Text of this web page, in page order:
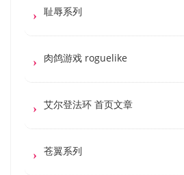
耻辱系列
肉鸽游戏 roguelike
艾尔登法环 首页文章
苍翼系列